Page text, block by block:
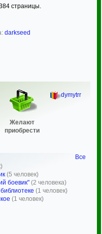
страницы.
darkseed
Желают
приобрести
dymytrr
(5 человек)
боевик" (2 человека)
(1 человек)
(1 человек)
Все